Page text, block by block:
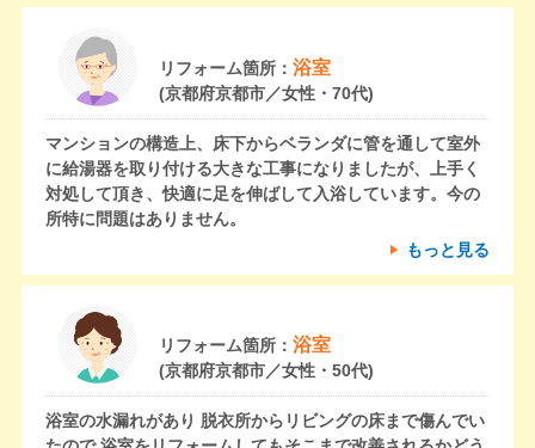
リフォーム箇所： 浴室
(京都府京都市／女性・70代)
マンションの構造上、床下からベランダに管を通して室外
に給湯器を取り付ける大きな工事になりましたが、上手く
対処して頂き、快適に足を伸ばして入浴しています。今の
所特に問題はありません。
もっと見る
リフォーム箇所： 浴室
(京都府京都市／女性・50代)
浴室の水漏れがあり 脱衣所からリビングの床まで傷んでい